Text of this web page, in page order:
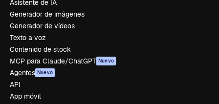
Asistente de IA
Generador de imágenes
Generador de vídeos
Texto a voz
Contenido de stock
MCP para Claude/ChatGPT Nuevo
Agentes Nuevo
API
App móvil